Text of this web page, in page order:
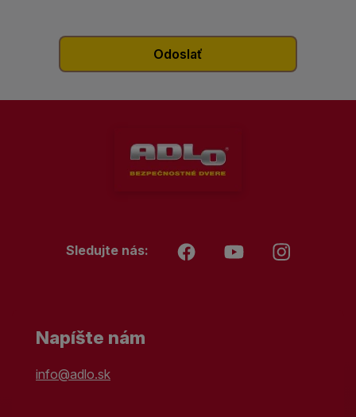
Sledujte nás:
Napíšte nám
info@adlo.sk